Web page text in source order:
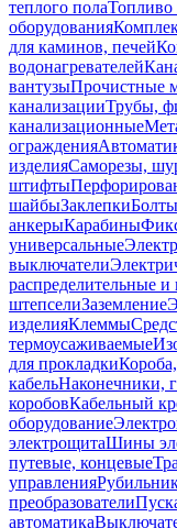
теплого полаТопливо
оборудования
для каминов, печей
водонагревателей
вантузыПрочистные
канализацииТрубы,
канализационные
ограждения
изделияСаморезы,
штифты
шайбыЗаклепки
анкерыКарабины
универсальные
выключатели
распределительные и
штепселиЗаземление
изделияКлеммы
термоусаживаемые
для прокладки
кабельНаконечники,
коробовКабельный
оборудование
электрощитаШины
путевые, концевые
управления
преобразователи
автоматика